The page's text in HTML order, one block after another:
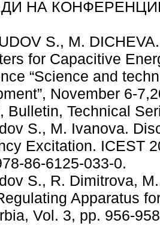
НА
S., M.
for Capacitive
“Science and
November 6-
Bulletin, Technical
S., M. Ivanova.
Excitation. ICEST
86-6125-033-0.
S., R. Dimitrova,
Apparatus
Vol. 3, pp. 956-